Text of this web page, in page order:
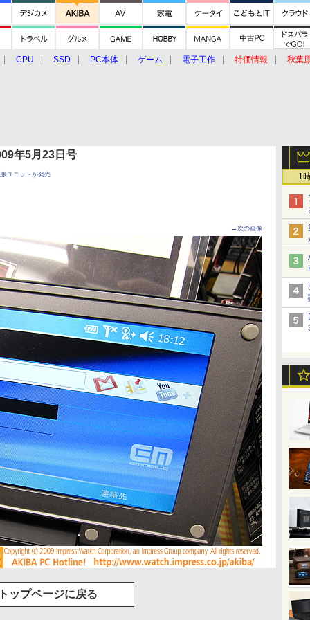
CPU SSD PC本体 ゲーム 電子工作 特価情報
秋葉
1
年5月23日号
ユニットが発売
→次の画像
ップページに戻る